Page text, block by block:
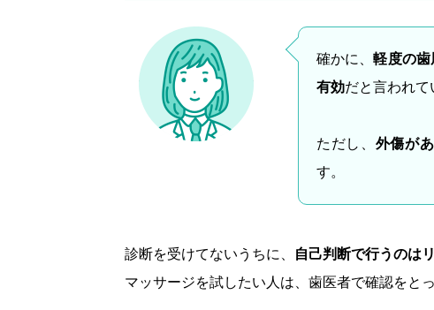
確かに、軽度の歯
有効だと言われて
ただし、 外傷が
す。
診断を受けてないうちに、 自己判断で行うのは
マッサージを試したい人は、歯医者で確認をと